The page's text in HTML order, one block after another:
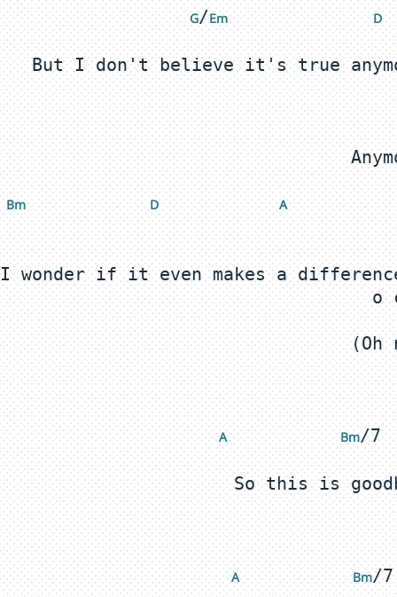
G/Em D
Bm D A
I wonder if it even makes a
A Bm/
A Bm